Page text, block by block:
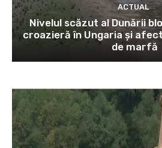
ACTUAL
Nivelul scăzut al Dunării
croazieră în Ungaria și
de marfă